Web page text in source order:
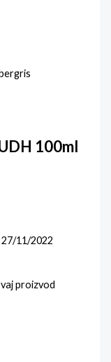
100ml
27/11/2022
proizvod